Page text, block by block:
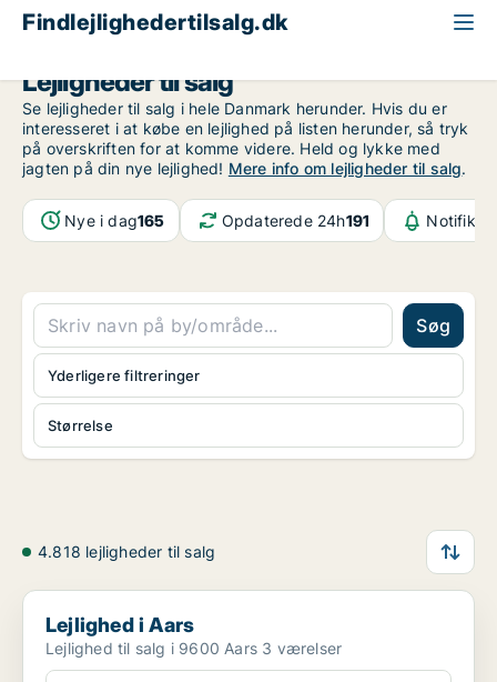
Findlejlighedertilsalg.dk
Lejligheder til salg
Se lejligheder til salg i hele Danmark herunder. Hvis du er
interesseret i at købe en lejlighed på listen herunder, så tryk
på overskriften for at komme videre. Held og lykke med
jagten på din nye lejlighed! Mere info om lejligheder til salg.
Nye i dag165 Opdaterede 24h191
Søg
Størrelse
Yderligere filtreringer
4.818 lejligheder til salg
Lejlighed i Aars
Lejlighed i Aars
Lejlighed til salg i 9600 Aars 3 værelser